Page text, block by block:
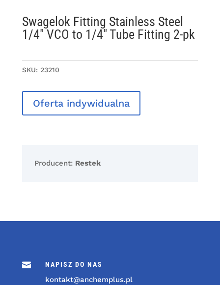
Swagelok Fitting Stainless Steel
1/4″ VCO to 1/4″ Tube Fitting 2-pk
SKU: 23210
Oferta indywidualna
Producent: Restek
 NAPISZ DO NAS
kontakt@anchemplus.pl